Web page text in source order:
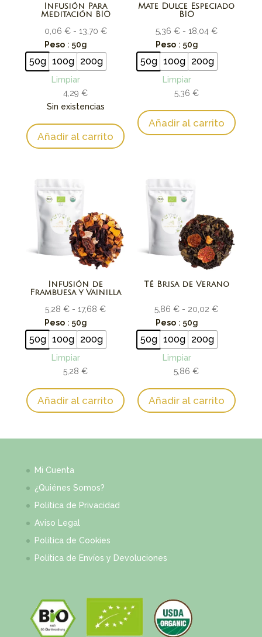
Infusión Para
Meditación BIO
0,06 € - 13,70 €Rango
desde
Peso : 50g
50g 100g 200g
Limpiar
4,29€
Sin existencias
Añadir al carrito
Mate Dulce Especiado
BIO
5,36 € - 18,04 €Rango
desde
18,04 €
Peso : 50g
50g 100g 200g
Limpiar
5,36 €
Añadir al carrito
Infusión de
Frambuesa y Vainilla
5,28€ - 17,68€Rango
desde
17,68 €
Peso : 50g
50g 100g 200g
Limpiar
5,28€
Añadir al carrito
Té Brisa de Verano
5,86€ - 20,02€Rango
20,02 €
Peso : 50g
50g 100g 200g
Limpiar
5,86€
Añadir al carrito
Mi Cuenta
¿Quiénes Somos?
Política de Privacidad
Aviso Legal
Política de Cookies
Política de Envíos y Devoluciones